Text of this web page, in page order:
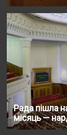
Рада пішла
місяць —